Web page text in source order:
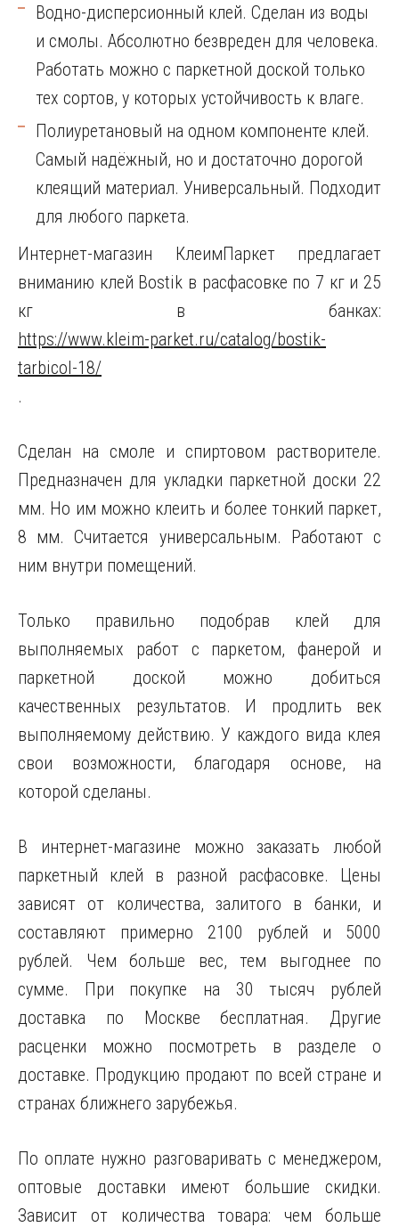
Водно-дисперсионный клей. Сделан из воды
и смолы. Абсолютно безвреден для человека.
Работать можно с паркетной доской только
тех сортов, у которых устойчивость к влаге.
Полиуретановый на одном компоненте клей.
Самый надёжный, но и достаточно дорогой
клеящий материал. Универсальный. Подходит
для любого паркета.
Интернет-магазин КлеимПаркет предлагает
вниманию клей Bostik в расфасовке по 7 кг и 25
кг в банках:
https://www.kleim-parket.ru/catalog/bostik-
tarbicol-18/
.
Сделан на смоле и спиртовом растворителе.
Предназначен для укладки паркетной доски 22
мм. Но им можно клеить и более тонкий паркет,
8 мм. Считается универсальным. Работают с
ним внутри помещений.
Только правильно подобрав клей для
выполняемых работ с паркетом, фанерой и
паркетной доской можно добиться
качественных результатов. И продлить век
выполняемому действию. У каждого вида клея
свои возможности, благодаря основе, на
которой сделаны.
В интернет-магазине можно заказать любой
паркетный клей в разной расфасовке. Цены
зависят от количества, залитого в банки, и
составляют примерно 2100 рублей и 5000
рублей. Чем больше вес, тем выгоднее по
сумме. При покупке на 30 тысяч рублей
доставка по Москве бесплатная. Другие
расценки можно посмотреть в разделе о
доставке. Продукцию продают по всей стране и
странах ближнего зарубежья.
По оплате нужно разговаривать с менеджером,
оптовые доставки имеют большие скидки.
Зависит от количества товара: чем больше